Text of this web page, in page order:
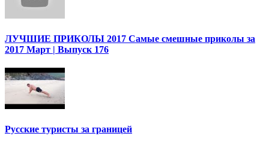
ЛУЧШИЕ ПРИКОЛЫ 2017 Самые смешные приколы за
2017 Март | Выпуск 176
Русские туристы за границей